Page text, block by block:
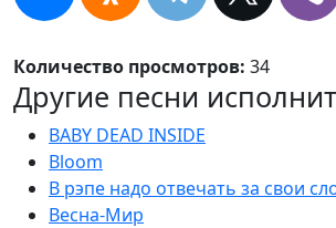
Количество просмотров: 34
Другие песни
BABY DEAD INSIDE
Bloom
В рэпе надо отвечать за свои
Весна-Мир